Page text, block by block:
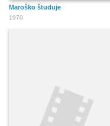
Maroško študuje
1970